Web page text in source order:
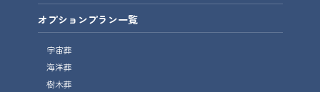
オプションプラン一覧
宇宙葬
海洋葬
樹木葬